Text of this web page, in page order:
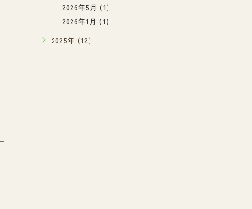
2026年5月 (1)
2026年1月 (1)
2025年 (12)